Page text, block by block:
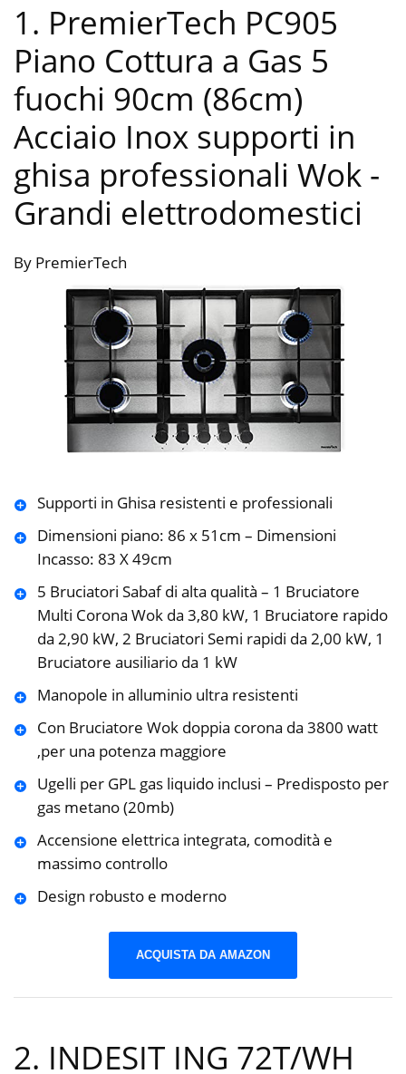
1. PremierTech PC905
Piano Cottura a Gas 5
fuochi 90cm (86cm)
Acciaio Inox supporti in
ghisa professionali Wok -
Grandi elettrodomestici
By PremierTech
Supporti in Ghisa resistenti e professionali
Dimensioni piano: 86 x 51cm – Dimensioni
Incasso: 83 X 49cm
5 Bruciatori Sabaf di alta qualità – 1 Bruciatore
Multi Corona Wok da 3,80 kW, 1 Bruciatore rapido
da 2,90 kW, 2 Bruciatori Semi rapidi da 2,00 kW, 1
Bruciatore ausiliario da 1 kW
Manopole in alluminio ultra resistenti
Con Bruciatore Wok doppia corona da 3800 watt
,per una potenza maggiore
Ugelli per GPL gas liquido inclusi – Predisposto per
gas metano (20mb)
Accensione elettrica integrata, comodità e
massimo controllo
Design robusto e moderno
ACQUISTA DA AMAZON
2. INDESIT ING 72T/WH